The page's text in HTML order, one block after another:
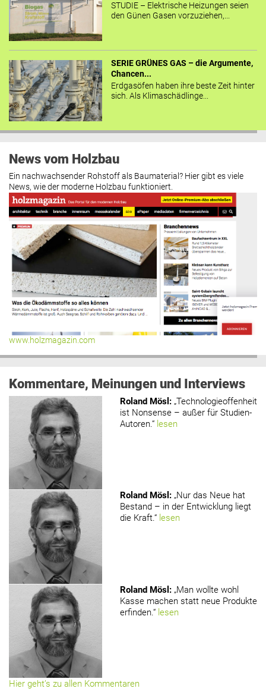
STUDIE – Elektrische Heizungen seien
den Günen Gasen vorzuziehen,...
SERIE GRÜNES GAS – die Argumente,
Chancen...
Erdgasöfen haben ihre beste Zeit hinter
sich. Als Klimaschädlinge...
News vom Holzbau
Ein nachwachsender Rohstoff als Baumaterial? Hier gibt es viele
News, wie der moderne Holzbau funktioniert.
www.holzmagazin.com
Kommentare, Meinungen und Interviews
Roland Mösl : „Technologieoffenheit
ist Nonsense – außer für Studien-
Autoren.“ lesen
Roland Mösl : „Nur das Neue hat
Bestand – in der Entwicklung liegt
die Kraft.“ lesen
Roland Mösl : „Man wollte wohl
Kasse machen statt neue Produkte
erfinden.“ lesen
Hier geht’s zu allen Kommentaren